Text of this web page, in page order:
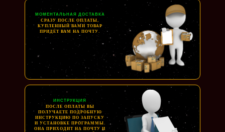
ИНСТРУКЦИЯ
ПОСЛЕ ОПЛАТЫ ВЫ
ПОЛУЧАЕТЕ ПОДРОБНУЮ
ИНСТРУКЦИЮ ПО ЗАПУСКУ
И УСТАНОВКЕ ПРОГРАММЫ.
ОНА ПРИХОДИТ НА ПОЧТУ И
МОМЕНТАЛЬНАЯ ДОСТАВКА
СРАЗУ ПОСЛЕ ОПЛАТЫ,
КУПЛЕННЫЙ ВАМИ ТОВАР
ПРИДЁТ ВАМ НА ПОЧТУ.